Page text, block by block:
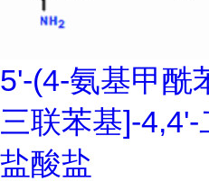
5'-(4-氨基甲酰
三联苯基]-
盐酸盐